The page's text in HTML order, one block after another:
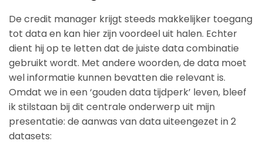
De credit manager krijgt steeds makkelijker toegang
tot data en kan hier zijn voordeel uit halen. Echter
dient hij op te letten dat de juiste data combinatie
gebruikt wordt. Met andere woorden, de data moet
wel informatie kunnen bevatten die relevant is.
Omdat we in een ‘gouden data tijdperk’ leven, bleef
ik stilstaan bij dit centrale onderwerp uit mijn
presentatie: de aanwas van data uiteengezet in 2
datasets: